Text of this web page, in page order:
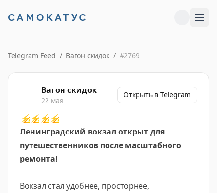
Telegram Feed / Вагон скидок / #2769
Вагон скидок
22 мая
Открыть в Telegram
⚡️⚡️⚡️⚡️
Ленинградский вокзал открыт для
путешественников после масштабного
ремонта!
Вокзал стал удобнее, просторнее,